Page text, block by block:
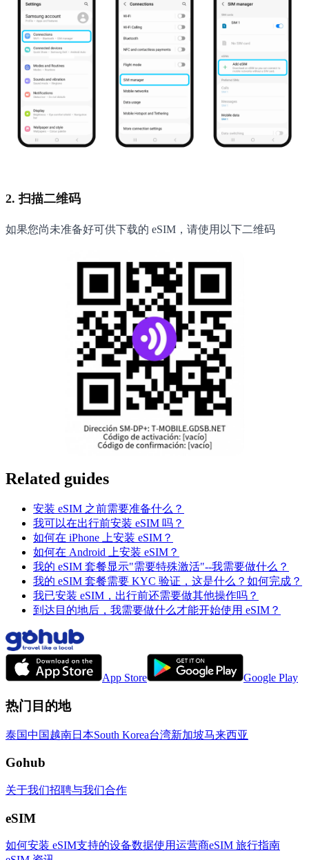
2. 扫描二维码
如果您尚未准备好可供下载的 eSIM，请使用以下二维码
Related guides
安装 eSIM 之前需要准备什么？
我可以在出行前安装 eSIM 吗？
如何在 iPhone 上安装 eSIM？
如何在 Android 上安装 eSIM？
我的 eSIM 套餐显示"需要特殊激活"--我需要做什么？
我的 eSIM 套餐需要 KYC 验证，这是什么？如何完成？
我已安装 eSIM，出行前还需要做其他操作吗？
到达目的地后，我需要做什么才能开始使用 eSIM？
App Store Google Play
热门目的地
泰国中国越南日本South Korea台湾新加坡马来西亚
Gohub
关于我们招聘与我们合作
eSIM
如何安装 eSIM支持的设备数据使用运营商eSIM 旅行指南